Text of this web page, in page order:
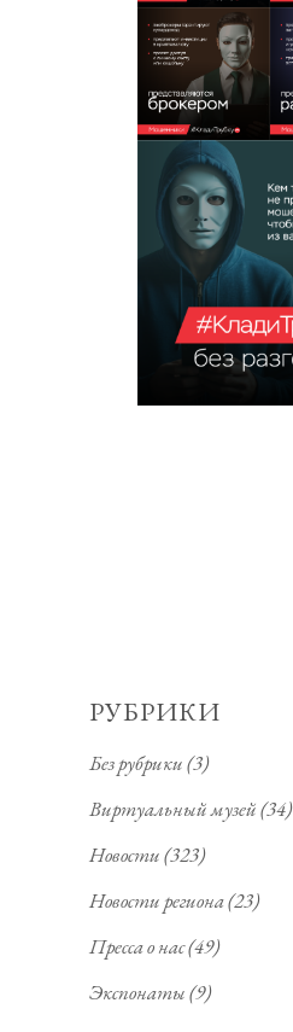
РУБРИКИ
Без рубрики(3)
Виртуальный музей(34)
Новости(323)
Новости региона(23)
Пресса о нас(49)
Экспонаты(9)